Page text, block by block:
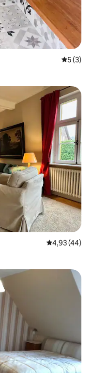
5 de
5 (3)
4,93 de uma
4,93 (44)